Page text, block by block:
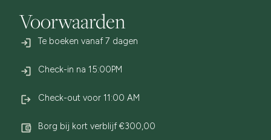
Voorwaarden
Te boeken vanaf 7 dagen
Check-in na 15:00PM
Check-out voor 11:00 AM
Borg bij kort verblijf €300,00